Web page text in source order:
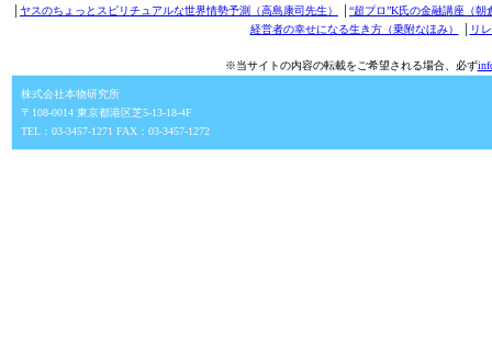
ヤスのちょっとスピリチュアルな世界情勢予測（高島康司先生）
“超プロ”K氏の金融講座（朝
経営者の幸せになる生き方（乗附なほみ）
リ
※当サイトの内容の転載をご希望される場合、必ず
株式会社本物研究所
〒108-0014 東京都港区芝5-13-18-4F
TEL：03-3457-1271 FAX：03-3457-1272